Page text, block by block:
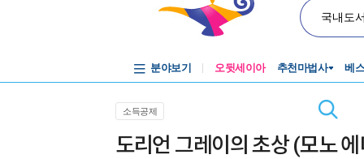
국내도
분야보기 오뒷세이아 추천마법사 베
소득공제
도리언 그레이의 초상 (모노